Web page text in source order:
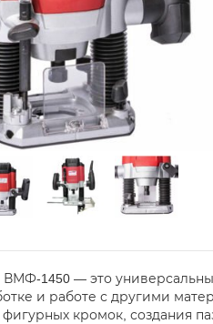
1450 — это
и работе с другими
кромок, создания